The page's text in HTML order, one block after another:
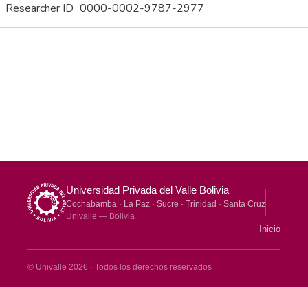
Researcher ID 0000-0002-9787-2977
Universidad Privada del Valle Bolivia
Cochabamba · La Paz · Sucre · Trinidad · Santa Cruz
Univalle — Bolivia
Inicio
© Univalle 2026 · Todos los derechos reservados